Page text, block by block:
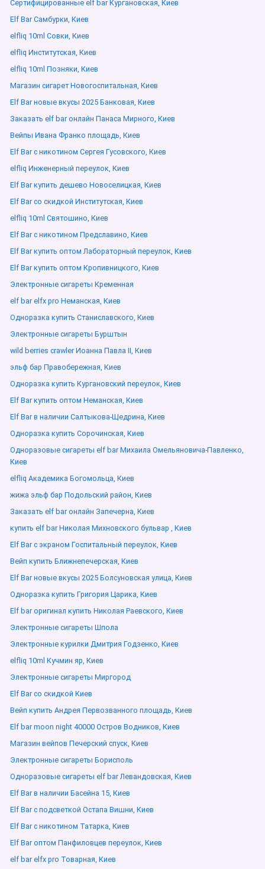
Сертифицированные elf bar Кургановская, Киев
Elf Bar Самбурки, Киев
elfliq 10ml Совки, Киев
elfliq Институтская, Киев
elfliq 10ml Позняки, Киев
Магазин сигарет Новогоспитальная, Киев
Elf Bar новые вкусы 2025 Банковая, Киев
Заказать elf bar онлайн Панаса Мирного, Киев
Вейпы Ивана Франко площадь, Киев
Elf Bar с никотином Сергея Гусовского, Киев
elfliq Инженерный переулок, Киев
Elf Bar купить дешево Новоселицкая, Киев
Elf Bar со скидкой Институтская, Киев
elfliq 10ml Святошино, Киев
Elf Bar с никотином Предславино, Киев
Elf Bar купить оптом Лабораторный переулок, Киев
Elf Bar купить оптом Кропивницкого, Киев
Электронные сигареты Кременная
elf bar elfx pro Неманская, Киев
Одноразка купить Станиславского, Киев
Электронные сигареты Бурштын
wild berries crawler Иоанна Павла ІІ, Киев
эльф бар Правобережная, Киев
Одноразка купить Кургановский переулок, Киев
Elf Bar купить оптом Неманская, Киев
Elf Bar в наличии Салтыкова-Щедрина, Киев
Одноразка купить Сорочинская, Киев
Одноразовые сигареты elf bar Михаила Омельяновича-Павленко,
Киев
elfliq Академика Богомольца, Киев
жижа эльф бар Подольский район, Киев
Заказать elf bar онлайн Запечерна, Киев
купить elf bar Николая Михновского бульвар , Киев
Elf Bar с экраном Госпитальный переулок, Киев
Вейп купить Ближнепечерская, Киев
Elf Bar новые вкусы 2025 Болсуновская улица, Киев
Одноразка купить Григория Царика, Киев
Elf bar оригинал купить Николая Раевского, Киев
Электронные сигареты Шпола
Электронные курилки Дмитрия Годзенко, Киев
elfliq 10ml Кучмин яр, Киев
Электронные сигареты Миргород
Elf Bar со скидкой Киев
Вейп купить Андрея Первозванного площадь, Киев
Elf bar moon night 40000 Остров Водников, Киев
Магазин вейпов Печерский спуск, Киев
Электронные сигареты Борисполь
Одноразовые сигареты elf bar Левандовская, Киев
Elf Bar в наличии Басейна 15, Киев
Elf Bar с подсветкой Остапа Вишни, Киев
Elf Bar с никотином Татарка, Киев
Elf Bar оптом Панфиловцев переулок, Киев
elf bar elfx pro Товарная, Киев